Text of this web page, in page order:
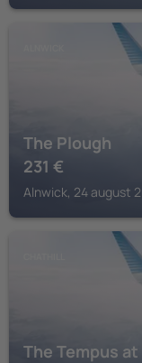
The Plough
231 €
Alnwick, 24 august
The Tempus at